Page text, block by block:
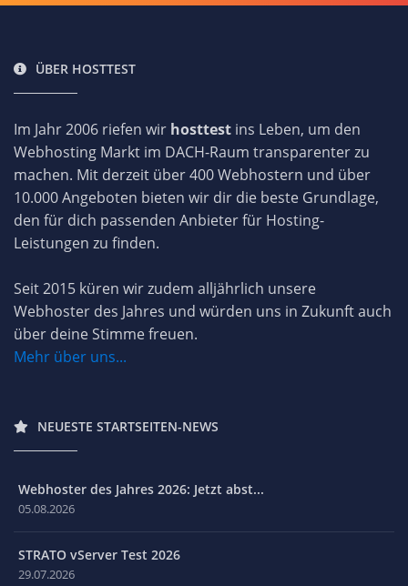
ÜBER HOSTTEST
Im Jahr 2006 riefen wir hosttest ins Leben, um den
Webhosting Markt im DACH-Raum transparenter zu
machen. Mit derzeit über 400 Webhostern und über
10.000 Angeboten bieten wir dir die beste Grundlage,
den für dich passenden Anbieter für Hosting-
Leistungen zu finden.
Seit 2015 küren wir zudem alljährlich unsere
Webhoster des Jahres und würden uns in Zukunft auch
über deine Stimme freuen.
Mehr über uns...
NEUESTE STARTSEITEN-NEWS
Webhoster des Jahres 2026: Jetzt abst...
05.08.2026
STRATO vServer Test 2026
29.07.2026